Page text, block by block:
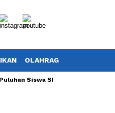
OLAHRAGA
Siswa SDN 01 Ciherang